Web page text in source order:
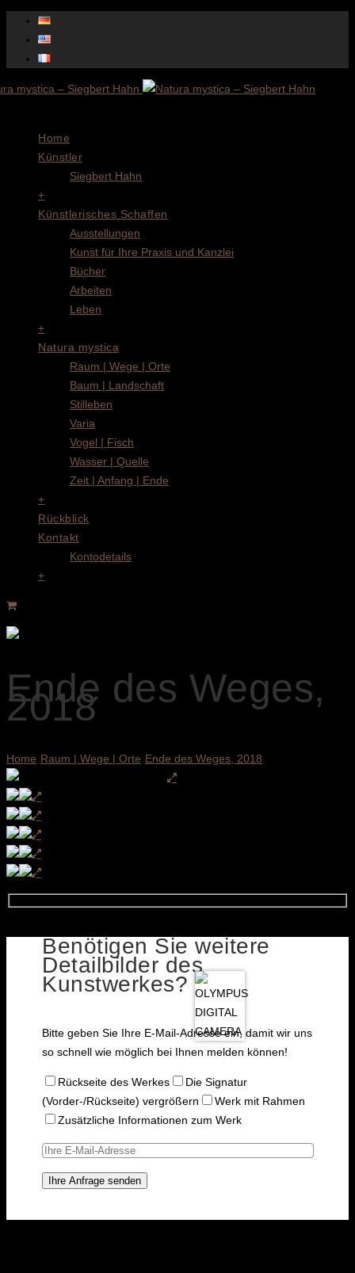
Home
Künstler
Siegbert Hahn
+
Künstlerisches Schaffen
Ausstellungen
Kunst für Ihre Praxis und Kanzlei
Bücher
Arbeiten
Leben
+
Natura mystica
Raum | Wege | Orte
Baum | Landschaft
Stilleben
Varia
Vogel | Fisch
Wasser | Quelle
Zeit | Anfang | Ende
+
Rückblick
Kontakt
Kontodetails
+
Ende des Weges,
2018
Home Raum | Wege | Orte Ende des Weges, 2018
Benötigen Sie weitere
Detailbilder des
Kunstwerkes?
Bitte geben Sie Ihre E-Mail-Adresse ein, damit wir uns
so schnell wie möglich bei Ihnen melden können!
Rückseite des Werkes
Die Signatur
(Vorder-/Rückseite) vergrößern
Werk mit Rahmen
Zusätzliche Informationen zum Werk